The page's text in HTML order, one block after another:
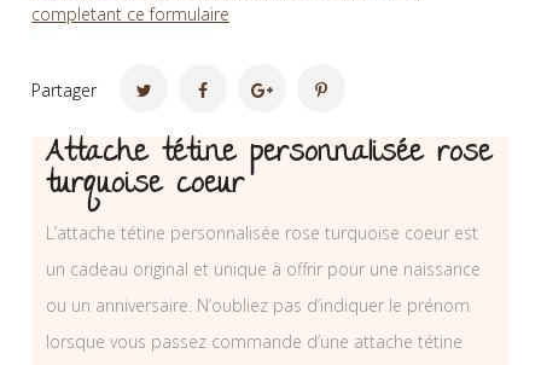
completant ce formulaire
Partager
Attache tétine personnalisée rose
turquoise coeur
L’attache tétine personnalisée rose turquoise coeur est
un cadeau original et unique à offrir pour une naissance
ou un anniversaire. N’oubliez pas d’indiquer le prénom
lorsque vous passez commande d’une attache tétine